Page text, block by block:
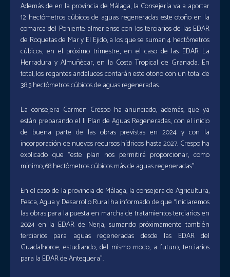
Además de en la provincia de Málaga, la Consejería va a aportar
12 hectómetros cúbicos de aguas regeneradas este otoño en la
comarca del Poniente almeriense con los terciarios de las EDAR
de Roquetas de Mar y El Ejido, a los que se suman 4 hectómetros
cúbicos, en el próximo trimestre, en el caso de las EDAR La
Herradura y Almuñécar, en la Costa Tropical de Granada. En
total, los regantes andaluces contarán este otoño con un total de
38,5 hectómetros cúbicos de aguas regeneradas.
La consejera Carmen Crespo ha anunciado, además, que ya
están preparando el II Plan de Aguas Regeneradas, con el inicio
de buena parte de las obras previstas en 2024 y con la
incorporación de nuevos recursos hídricos hasta 2027. Crespo ha
explicado que “este plan nos permitirá proporcionar, como
mínimo, 68 hectómetros cúbicos más de aguas regeneradas”.
En el caso de la provincia de Málaga, la consejera de Agricultura,
Pesca, Agua y Desarrollo Rural ha informado de que “iniciaremos
las obras para la puesta en marcha de tratamientos terciarios en
2024 en la EDAR de Nerja, sumando próximamente también
terciarios para aguas regeneradas desde las EDAR del
Guadalhorce, estudiando, del mismo modo, a futuro, terciarios
para la EDAR de Antequera”.